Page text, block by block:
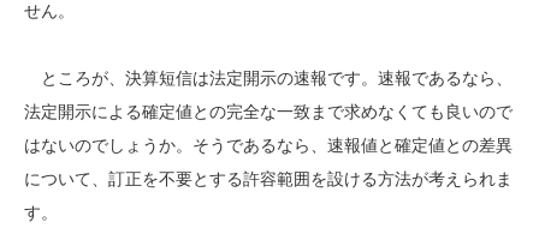
せん。
ところが、決算短信は法定開示の速報です。速報であるなら、
法定開示による確定値との完全な一致まで求めなくても良いので
はないのでしょうか。そうであるなら、速報値と確定値との差異
について、訂正を不要とする許容範囲を設ける方法が考えられま
す。